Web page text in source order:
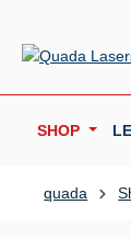
SHOP
quada